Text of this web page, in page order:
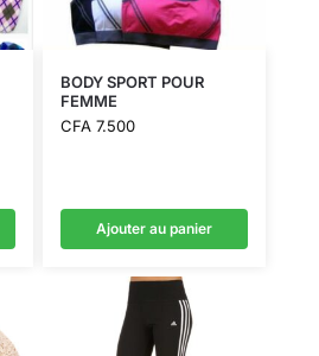
BODY SPORT POUR
FEMME
CFA7.500
Ajouter au panier